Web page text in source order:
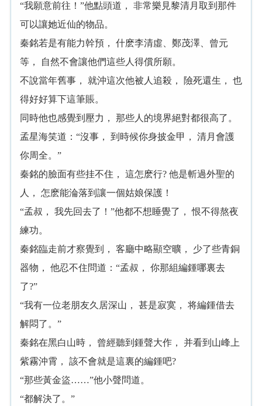
“我願意前往！”他點頭道， 非常樂見黎清月取到那件
可以讓她近仙的物品。
秦銘若是有能力幹預， 什麽李清虛、鄭茂澤、曾元
等， 自然不會讓他們這些人得償所願。
不說當年舊事， 就沖這次他被人追殺， 險死還生， 也
得好好算下這筆賬。
同時他也感覺到壓力， 那些人的境界絕對都很高了。
孟星海笑道：“沒事， 到時候你身披金甲， 清月會護
你周全。”
秦銘的臉面有些挂不住， 這怎麽行? 他是斬過外聖的
人， 怎麽能淪落到讓一個姑娘保護！
“孟叔， 我先回去了！”他都不想睡覺了， 恨不得熬夜
練功。
秦銘臨走前才察覺到， 客廳中略顯空曠， 少了些青銅
器物， 他忍不住問道：“孟叔， 你那組編鍾哪裏去
了?”
“我有一位老朋友久居深山， 甚是寂寞， 将編鍾借去
解悶了。”
秦銘在黑白山時， 曾經聽到鍾聲大作， 并看到山峰上
紫霧沖霄， 該不會就是這裏的編鍾吧?
“那些黃金盜……”他小聲問道。
“都解決了。”